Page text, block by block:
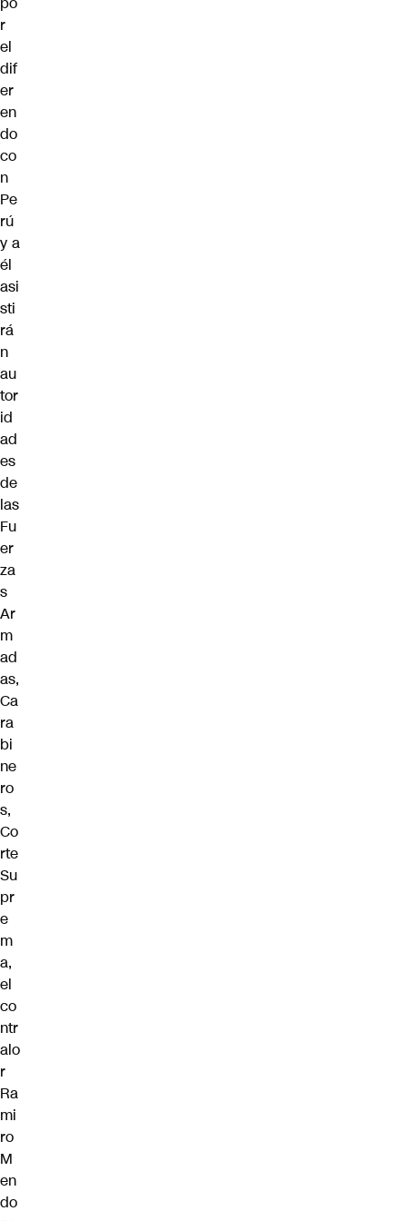
r
el
dif
er
en
do
co
n
Pe
rú
y a
él
asi
sti
rá
n
au
tor
id
ad
es
de
las
Fu
er
za
s
Ar
m
ad
as,
Ca
ra
bi
ne
ro
s,
Co
rte
Su
pr
e
m
a,
el
co
ntr
alo
r
Ra
mi
ro
M
en
do